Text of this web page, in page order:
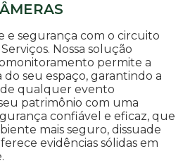
e segurança com o circuito
Nossa solução
permite a
seu espaço, garantindo a
qualquer evento
patrimônio com uma
confiável e eficaz, que
mais seguro, dissuade
evidências sólidas em